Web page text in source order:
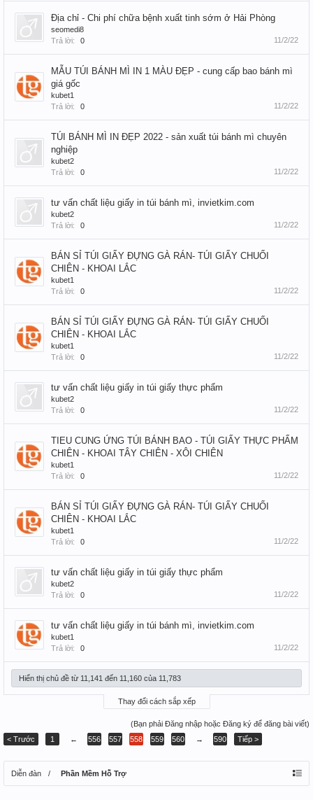
Địa chỉ - Chi phí chữa bệnh xuất tinh sớm ở Hải Phòng
seomedi8
Trả lời:
0 11/2/22
MẪU TÚI BÁNH MÌ IN 1 MÀU ĐẸP - cung cấp bao bánh mì
giá gốc
kubet1
Trả lời:
0 11/2/22
TÚI BÁNH MÌ IN ĐẸP 2022 - sản xuất túi bánh mì chuyên
nghiệp
kubet2
Trả lời:
0 11/2/22
tư vấn chất liệu giấy in túi bánh mì, invietkim.com
kubet2
Trả lời:
0 11/2/22
BÁN SỈ TÚI GIẤY ĐỰNG GÀ RÁN- TÚI GIẤY CHUỐI
CHIÊN - KHOAI LẮC
kubet1
Trả lời:
0 11/2/22
BÁN SỈ TÚI GIẤY ĐỰNG GÀ RÁN- TÚI GIẤY CHUỐI
CHIÊN - KHOAI LẮC
kubet1
Trả lời:
0 11/2/22
tư vấn chất liệu giấy in túi giấy thực phẩm
kubet2
Trả lời:
0 11/2/22
TIEU CUNG ỨNG TÚI BÁNH BAO - TÚI GIẤY THỰC PHẨM
CHIÊN - KHOAI TÂY CHIÊN - XÔI CHIÊN
kubet1
Trả lời:
0 11/2/22
BÁN SỈ TÚI GIẤY ĐỰNG GÀ RÁN- TÚI GIẤY CHUỐI
CHIÊN - KHOAI LẮC
kubet1
Trả lời:
0 11/2/22
tư vấn chất liệu giấy in túi giấy thực phẩm
kubet2
Trả lời:
0 11/2/22
tư vấn chất liệu giấy in túi bánh mì, invietkim.com
kubet1
Trả lời:
0 11/2/22
Hiển thị chủ đề từ 11,141 đến 11,160 của 11,783
Thay đổi cách sắp xếp
(Bạn phải Đăng nhập hoặc Đăng ký để đăng bài viết)
< Trước
1 ← 556 557 558 559 560 → 590 Tiếp >
Diễn đàn Phần Mềm Hỗ Trợ